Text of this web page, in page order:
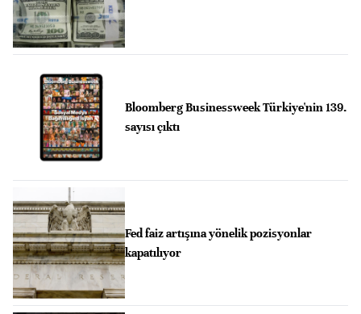
Bloomberg Businessweek Türkiye'nin 139.
sayısı çıktı
Fed faiz artışına yönelik pozisyonlar
kapatılıyor